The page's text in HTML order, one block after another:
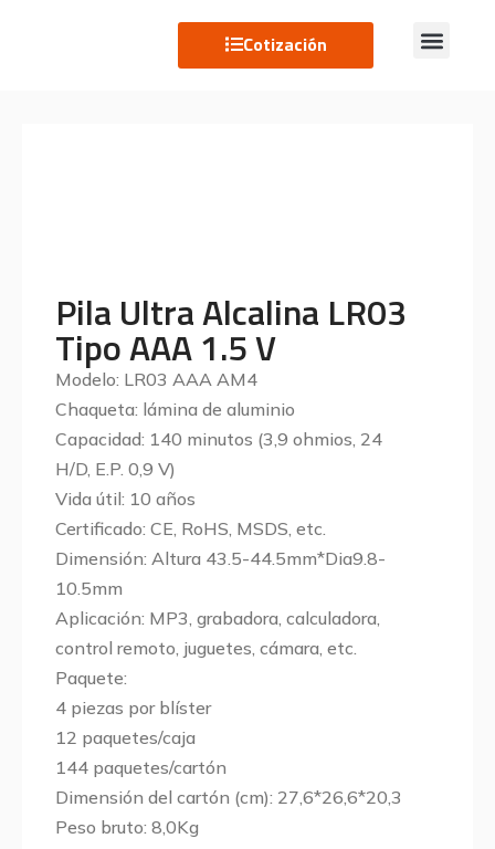
Cotización
Pila Ultra Alcalina LR03
Tipo AAA 1.5 V
Modelo: LR03 AAA AM4
Chaqueta: lámina de aluminio
Capacidad: 140 minutos (3,9 ohmios, 24
H/D, E.P. 0,9 V)
Vida útil: 10 años
Certificado: CE, RoHS, MSDS, etc.
Dimensión: Altura 43.5-44.5mm*Dia9.8-
10.5mm
Aplicación: MP3, grabadora, calculadora,
control remoto, juguetes, cámara, etc.
Paquete:
4 piezas por blíster
12 paquetes/caja
144 paquetes/cartón
Dimensión del cartón (cm): 27,6*26,6*20,3
Peso bruto: 8,0Kg